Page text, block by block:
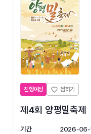
진행예정
제4회 양평밀축제
기간
2026-06-